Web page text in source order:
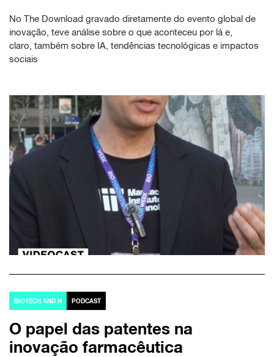
No The Download gravado diretamente do evento global de
inovação, teve análise sobre o que aconteceu por lá e,
claro, também sobre IA, tendências tecnológicas e impactos
sociais
BIOTECH AND H PODCAST
O papel das patentes na
inovação farmacêutica